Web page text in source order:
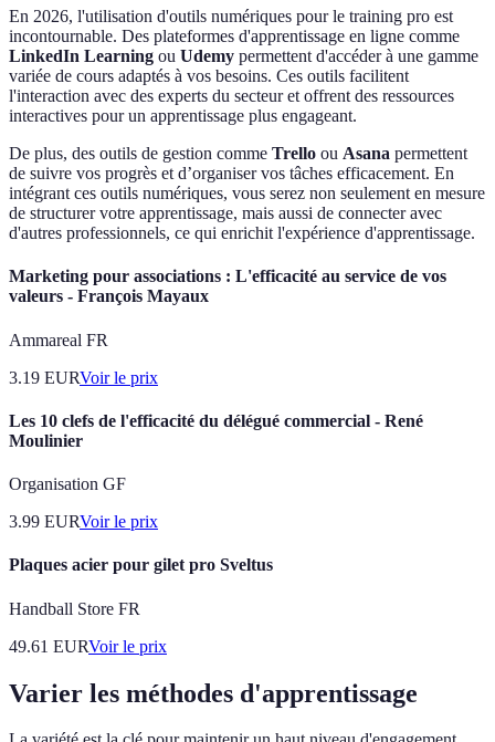
En 2026, l'utilisation d'outils numériques pour le training pro est
incontournable. Des plateformes d'apprentissage en ligne comme
LinkedIn Learning ou Udemy permettent d'accéder à une gamme
variée de cours adaptés à vos besoins. Ces outils facilitent
l'interaction avec des experts du secteur et offrent des ressources
interactives pour un apprentissage plus engageant.
De plus, des outils de gestion comme Trello ou Asana permettent
de suivre vos progrès et d’organiser vos tâches efficacement. En
intégrant ces outils numériques, vous serez non seulement en mesure
de structurer votre apprentissage, mais aussi de connecter avec
d'autres professionnels, ce qui enrichit l'expérience d'apprentissage.
Marketing pour associations : L'efficacité au service de vos
valeurs - François Mayaux
Ammareal FR
3.19 EURVoir le prix
Les 10 clefs de l'efficacité du délégué commercial - René
Moulinier
Organisation GF
3.99 EURVoir le prix
Plaques acier pour gilet pro Sveltus
Handball Store FR
49.61 EURVoir le prix
Varier les méthodes d'apprentissage